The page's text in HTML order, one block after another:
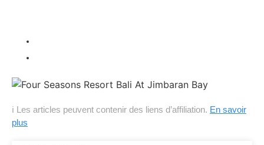
ℹ Les articles peuvent contenir des liens d’affiliation. En savoir
plus